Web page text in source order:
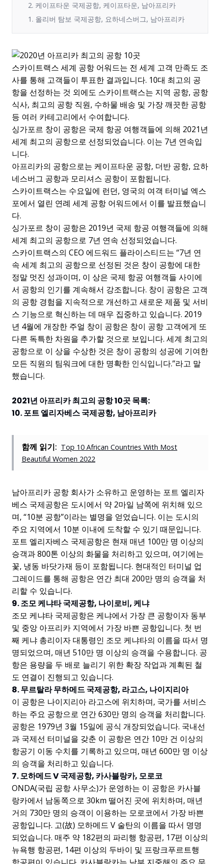
2. 케이프타운 국제공항, 케이프타운, 남아프리카
1. 올리버 탐보 국제공항, 요하네스버그, 남아프리카
스카이트랙스 세계 공항 어워드는 전 세계 고객 만족도 조
사를 통해 고객들이 투표한 결과입니다. 10대 최고의 공
항을 선정하는 것 외에도 스카이트랙스는 지역 공항, 공항
식사, 최고의 공항 직원, 수하물 배송 및 가장 깨끗한 공항
등 여러 카테고리에서 수여합니다.
싱가포르 창이 공항은 국제 항공 여행객들에 의해 2021년
세계 최고의 공항으로 선정되었습니다. 이는 7년 연속입
니다.
아프리카의 공항으로는 케이프타운 공항, 더반 공항, 요하
네스버그 공항과 모리셔스 공항이 포함됩니다.
스카이트랙스는 수요일에 런던, 영국의 여객 터미널 엑스
포에서 열린 연례 세계 공항 어워드에서 이를 발표했습니
다.
싱가포르 창이 공항은 2019년 국제 항공 여행객들에 의해
세계 최고의 공항으로 7년 연속 선정되었습니다.
스카이트랙스의 CEO 에드워드 플라이스티드는 “7년 연
속 세계 최고의 공항으로 선정된 것은 창이 공항에 대한
정말 멋진 성과이며, 이 상은 국제 항공 여행객들 사이에
서 공항의 인기를 계속해서 강조합니다. 창이 공항은 고객
의 공항 경험을 지속적으로 개선하고 새로운 제품 및 서비
스 기능으로 혁신하는 데 매우 집중하고 있습니다. 2019
년 4월에 개장한 주얼 창이 공항은 창이 공항 고객에게 또
다른 독특한 차원을 추가할 것으로 보입니다. 세계 최고의
공항으로 이 상을 수상한 것은 창이 공항의 성공에 기여한
모든 직원의 팀워크에 대한 명확한 인식입니다.”라고 말
했습니다.
2021년 아프리카 최고의 공항 10곳 목록:
10. 포트 엘리자베스 국제공항, 남아프리카
함께 읽기: Top 10 African Countries With Most
Beautiful Women 2022
남아프리카 공항 회사가 소유하고 운영하는 포트 엘리자
베스 국제공항은 도시에서 약 2마일 남쪽에 위치해 있으
며, “10분 공항”이라는 별명을 얻었습니다. 이는 도시의
주요 지역에서 10분 이내에 도착할 수 있기 때문입니다.
포트 엘리자베스 국제공항은 현재 매년 100만 명 이상의
승객과 800톤 이상의 화물을 처리하고 있으며, 여기에는
꽃, 냉동 바닷가재 등이 포함됩니다. 현대적인 터미널 업
그레이드를 통해 공항은 연간 최대 200만 명의 승객을 처
리할 수 있습니다.
9. 조모 케냐타 국제공항, 나이로비, 케냐
조모 케냐타 국제공항은 케냐에서 가장 큰 공항이자 동부
및 중앙 아프리카 지역에서 가장 바쁜 공항입니다. 첫 번
째 케냐 총리이자 대통령인 조모 케냐타의 이름을 따서 명
명되었으며, 매년 510만 명 이상의 승객을 수용합니다. 공
항은 용량을 두 배로 늘리기 위한 확장 작업과 계획된 철
도 연결이 진행되고 있습니다.
8. 무르탈라 무하메드 국제공항, 라고스, 나이지리아
이 공항은 나이지리아 라고스에 위치하며, 국가를 서비스
하는 주요 공항으로 연간 630만 명의 승객을 처리합니다.
공항은 1979년 3월 15일에 공식 개장되었습니다. 국내선
과 국제선 터미널을 갖춘 이 공항은 연간 10만 건 이상의
항공기 이동 수치를 기록하고 있으며, 매년 600만 명 이상
의 승객을 처리하고 있습니다.
7. 모하메드 V 국제공항, 카사블랑카, 모로코
ONDA(국립 공항 사무소)가 운영하는 이 공항은 카사블
랑카에서 남동쪽으로 30km 떨어진 곳에 위치하며, 매년
거의 730만 명의 승객이 이용하는 모로코에서 가장 바쁜
공항입니다. 고(故) 모하메드 V 술탄의 이름을 따서 명명
되었습니다. 매주 약 182편의 파리행 항공편, 17편 이상의
뉴욕행 항공편, 14편 이상의 두바이 및 프랑크푸르트행